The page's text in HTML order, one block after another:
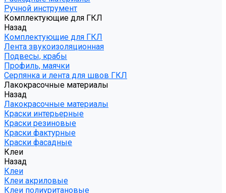
Ручной инструмент
Комплектующие для ГКЛ
Назад
Комплектующие для ГКЛ
Лента звукоизоляционная
Подвесы, крабы
Профиль, маячки
Серпянка и лента для швов ГКЛ
Лакокрасочные материалы
Назад
Лакокрасочные материалы
Краски интерьерные
Краски резиновые
Краски фактурные
Краски фасадные
Клеи
Назад
Клеи
Клеи акриловые
Клеи полиуритановые